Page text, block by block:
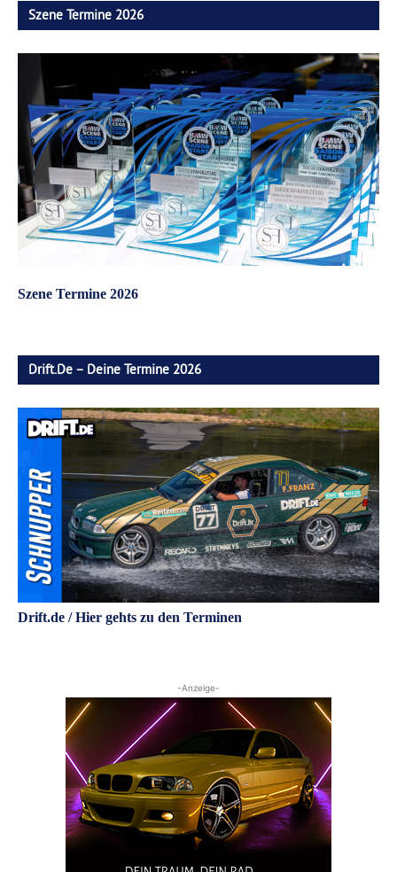
Szene Termine 2026
Szene Termine 2026
Drift.de – Deine Termine 2026
Drift.de / Hier gehts zu den Terminen
-Anzeige-